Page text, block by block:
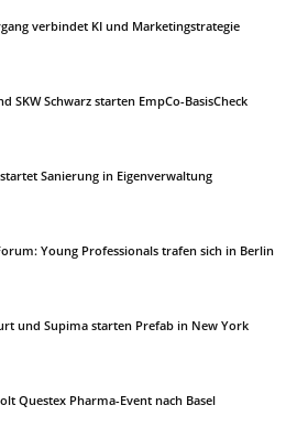
verbindet KI und Marketingstrategie
SKW Schwarz starten EmpCo-BasisCheck
Sanierung in Eigenverwaltung
Young Professionals trafen sich in Berlin
und Supima starten Prefab in New York
Questex Pharma-Event nach Basel